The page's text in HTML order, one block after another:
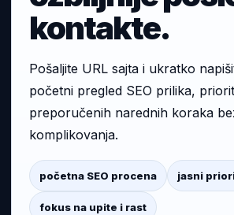
kontakte.
Pošaljite URL sajta i ukratko
početni pregled SEO prilika,
preporučenih narednih koraka
komplikovanja.
početna SEO procena jasni
fokus na upite i rast